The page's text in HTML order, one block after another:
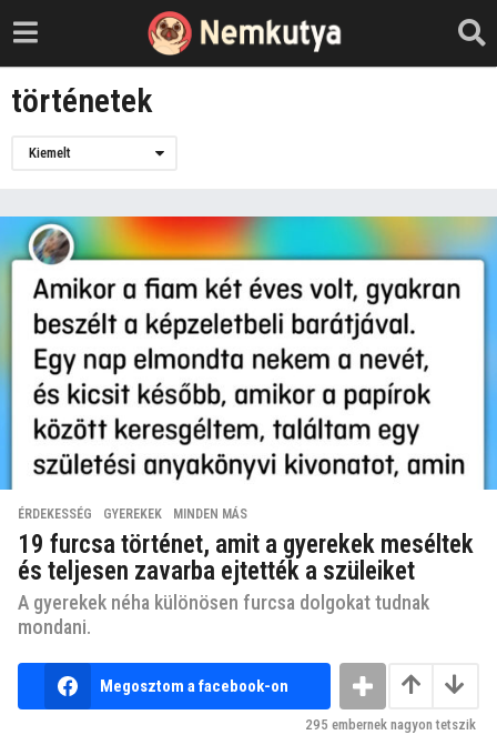
történetek
Kiemelt
ÉRDEKESSÉG ,GYEREKEK ,MINDEN MÁS
19 furcsa történet, amit a gyerekek meséltek
és teljesen zavarba ejtették a szüleiket
A gyerekek néha különösen furcsa dolgokat tudnak
mondani.
Megosztom a facebook-on
295 embernek nagyon tetszik